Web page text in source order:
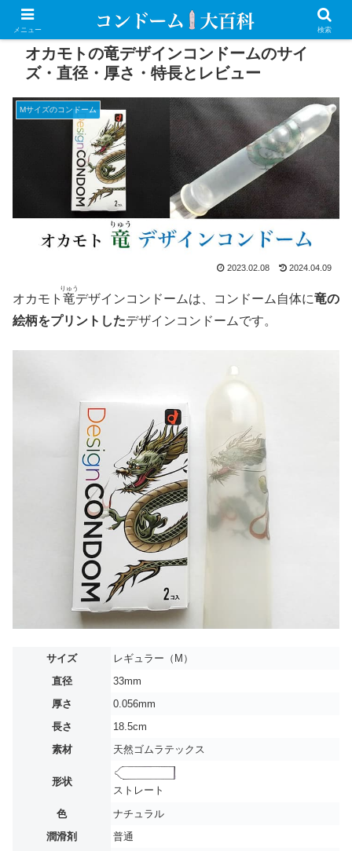
PR
オカモトの竜デザインコンドームのサイ
ズ・直径・厚さ・特長とレビュー
Mサイズのコンドーム
2023.02.08 2024.04.09
オカモト 竜
りゅう
デザインコンドームは、コンドーム自体に竜の
絵柄をプリントしたデザインコンドームです。
サイズ
レギュラー（M）
直径
33mm
厚さ
0.056mm
長さ
18.5cm
素材
天然ゴムラテックス
形状
ストレート
色
ナチュラル
潤滑剤
普通
メニュー 検索